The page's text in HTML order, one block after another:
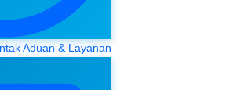
Aduan & Layanan